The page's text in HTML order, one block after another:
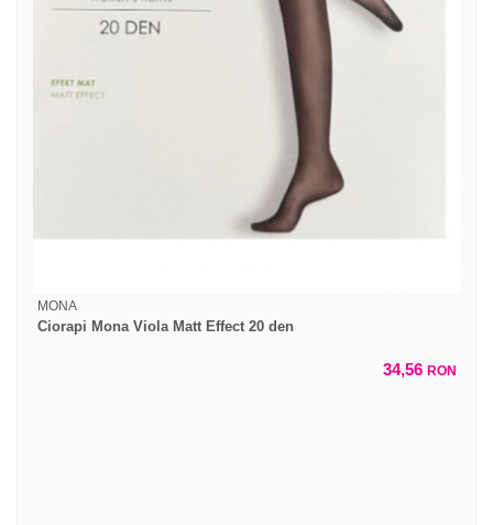
MONA
Ciorapi Mona Viola Matt Effect 20 den
34,56 RON